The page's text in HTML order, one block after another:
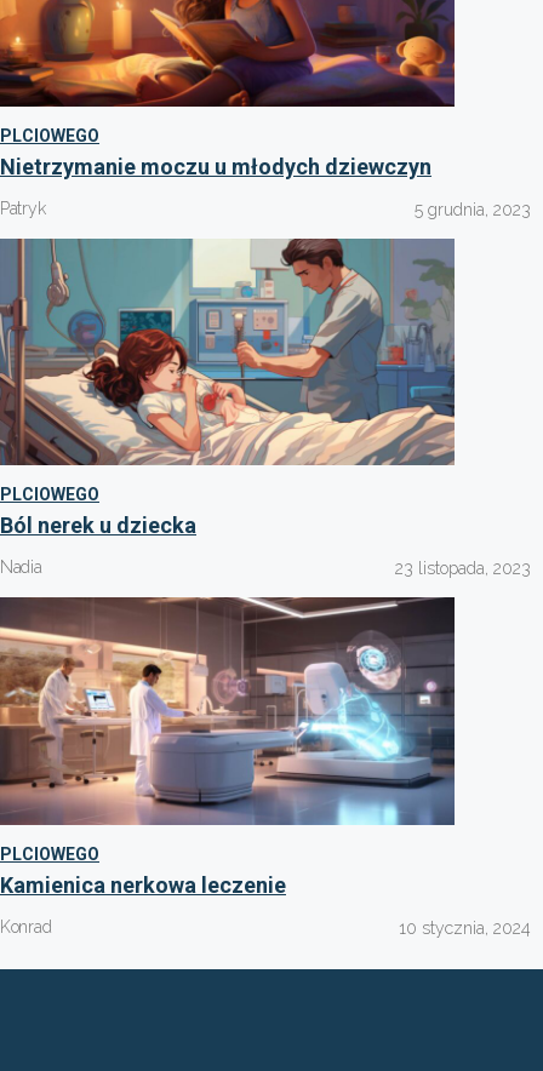
PLCIOWEGO
Nietrzymanie moczu u młodych dziewczyn
Patryk 5 grudnia, 2023
PLCIOWEGO
Ból nerek u dziecka
Nadia 23 listopada, 2023
PLCIOWEGO
Kamienica nerkowa leczenie
Konrad 10 stycznia, 2024